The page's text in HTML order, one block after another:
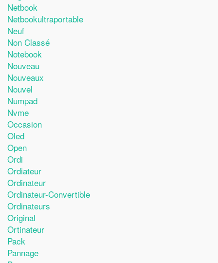
Netbook
Netbookultraportable
Neuf
Non Classé
Notebook
Nouveau
Nouveaux
Nouvel
Numpad
Nvme
Occasion
Oled
Open
Ordi
Ordiateur
Ordinateur
Ordinateur-Convertible
Ordinateurs
Original
Ortinateur
Pack
Pannage